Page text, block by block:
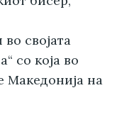
својата
со која во
Македонија на